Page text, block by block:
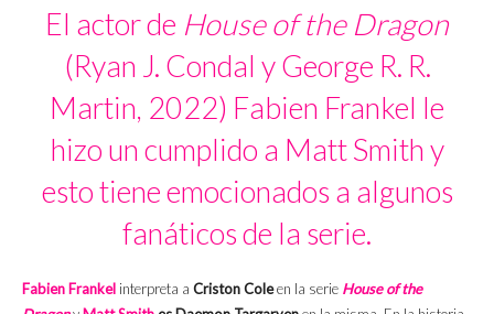
El actor de House of the Dragon
(Ryan J. Condal y George R. R.
Martin, 2022) Fabien Frankel le
hizo un cumplido a Matt Smith y
esto tiene emocionados a algunos
fanáticos de la serie.
Fabien Frankel interpreta a Criston Coleen la serie House of the